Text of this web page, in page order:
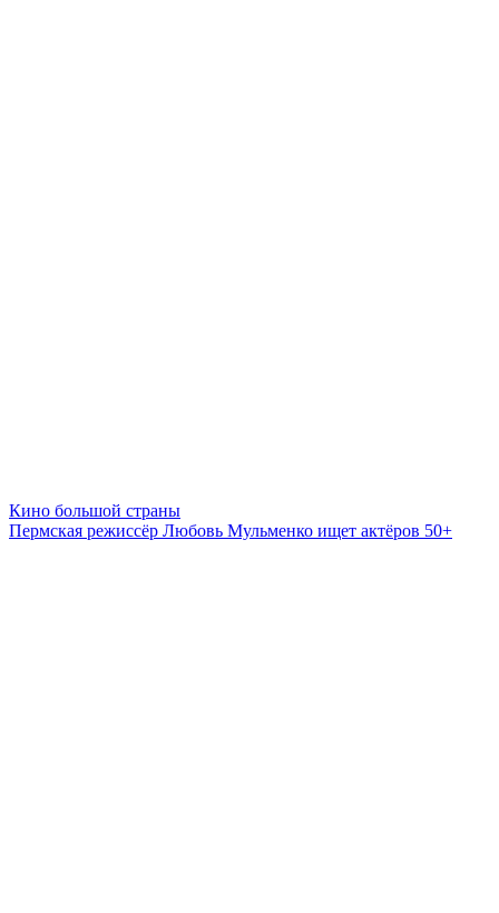
Кино большой страны
Пермская режиссёр Любовь Мульменко ищет актёров 50+